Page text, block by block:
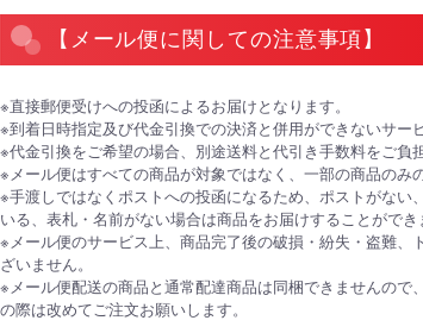
【メール便に関しての注意事項】
※直接郵便受けへの投函によるお届けとなります。
※到着日時指定及び代金引換での決済と併用ができないサー
※代金引換をご希望の場合、別途送料と代引き手数料をご負
※メール便はすべての商品が対象ではなく、一部の商品のみ
※手渡しではなくポストへの投函になるため、ポストがない
いる、表札・名前がない場合は商品をお届けすることができ
※メール便のサービス上、商品完了後の破損・紛失・盗難、
ざいません。
※メール便配送の商品と通常配達商品は同梱できませんので
の際は改めてご注文お願いします。